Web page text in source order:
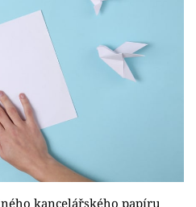
kancelářského papíru